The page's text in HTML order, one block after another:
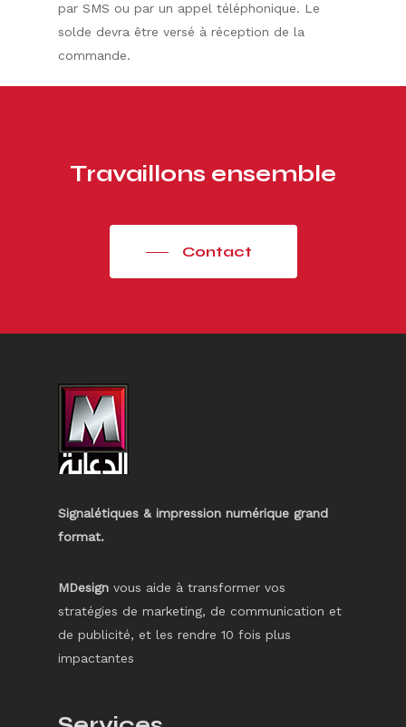
par SMS ou par un appel téléphonique. Le
solde devra être versé à réception de la
commande.
Travaillons ensemble
Contact
Signalétiques & impression numérique grand
format.
MDesign vous aide à transformer vos
stratégies de marketing, de communication et
de publicité, et les rendre 10 fois plus
impactantes